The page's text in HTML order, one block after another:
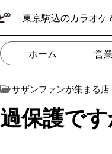
東京駒込のカラオケ
ホーム 営
サザンファンが集まる
過保護です